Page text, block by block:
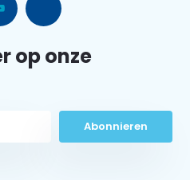
op onze
Abonnieren